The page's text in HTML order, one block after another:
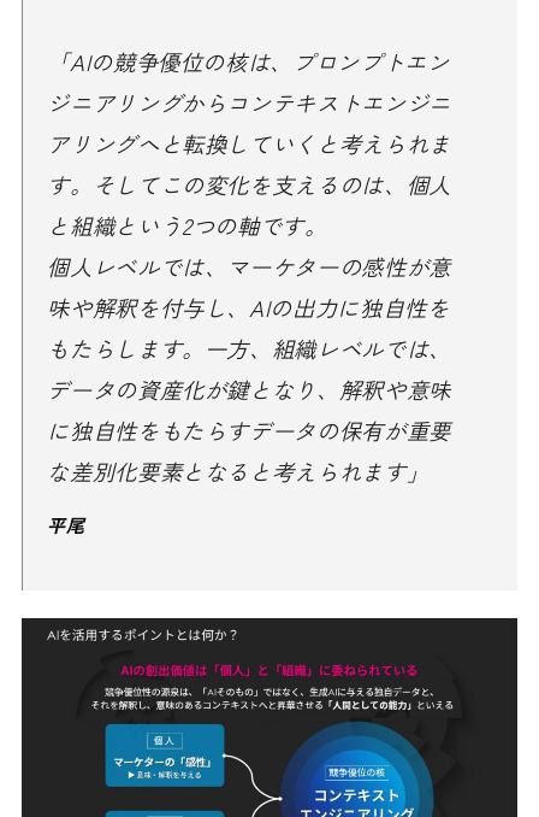
「AIの競争優位の核は、プロンプトエン
ジニアリングからコンテキストエンジニ
アリングへと転換していくと考えられま
す。そしてこの変化を支えるのは、個人
と組織という2つの軸です。
個人レベルでは、マーケターの感性が意
味や解釈を付与し、AIの出力に独自性を
もたらします。一方、組織レベルでは、
データの資産化が鍵となり、解釈や意味
に独自性をもたらすデータの保有が重要
な差別化要素となると考えられます」
平尾